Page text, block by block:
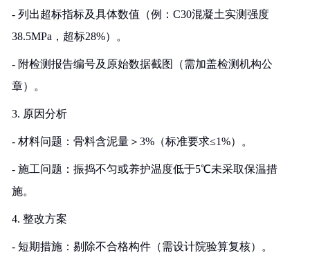
- 列出超标指标及具体数值（例：C30混凝土实测强度
38.5MPa，超标28%）。
- 附检测报告编号及原始数据截图（需加盖检测机构公
章）。
3. 原因分析
- 材料问题：骨料含泥量＞3%（标准要求≤1%）。
- 施工问题：振捣不匀或养护温度低于5℃未采取保温措
施。
4. 整改方案
- 短期措施：剔除不合格构件（需设计院验算复核）。